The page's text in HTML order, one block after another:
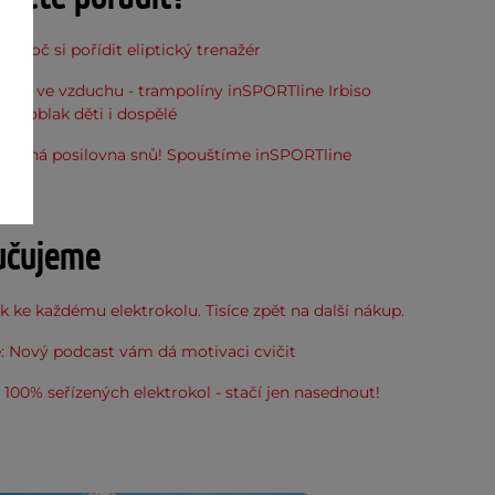
proč si pořídit eliptický trenažér
ve vzduchu - trampolíny inSPORTline Irbiso
do oblak děti i dospělé
posilovna snů! Spouštíme inSPORTline
ke každému elektrokolu. Tisíce zpět na další nákup.
Nový podcast vám dá motivaci cvičit
100% seřízených elektrokol - stačí jen nasednout!